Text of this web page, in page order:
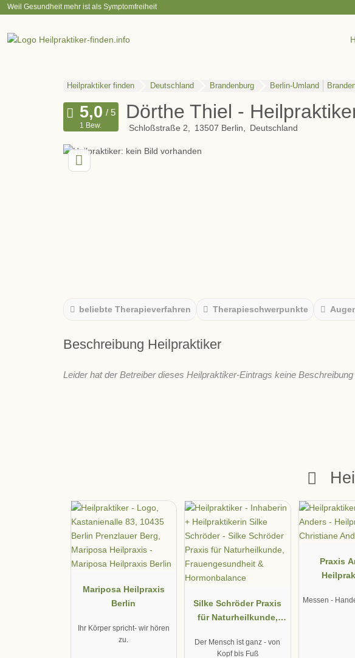
Weil Gesundheit mehr ist als Symptomfreiheit
Heilpraktiker finden Deutschland Brandenburg Berlin-Umland
Dörthe Thiel -
Schloßstraße 2 13507 Berlin Deutschland
1 Bew.
beliebte Therapieverfahren Therapieschwerpunkte
Beschreibung Heilpraktiker
Leider hat der Betreiber dieses Heilpraktiker-Eintrags keine Beschreibung
Mariposa Heilpraxis
Berlin
Ihr Körper spricht- wir hören
zu.
Silke Schröder Praxis
für Naturheilkunde,
Hormonbalance
Der Mensch ist ganz - von
Kopf bis Fuß
Praxis
Messen -